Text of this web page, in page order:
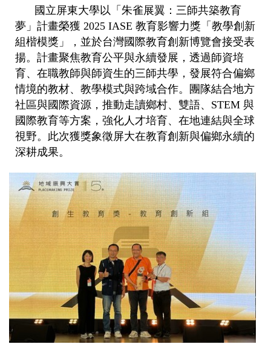
國立屏東大學以「朱雀展翼：三師共築教育
夢」計畫榮獲 2025 IASE 教育影響力獎「教學創新
組楷模獎」，並於台灣國際教育創新博覽會接受表
揚。計畫聚焦教育公平與永續發展，透過師資培
育、在職教師與師資生的三師共學，發展符合偏鄉
情境的教材、教學模式與跨域合作。團隊結合地方
社區與國際資源，推動走讀鄉村、雙語、STEM 與
國際教育等方案，強化人才培育、在地連結與全球
視野。此次獲獎象徵屏大在教育創新與偏鄉永續的
深耕成果。